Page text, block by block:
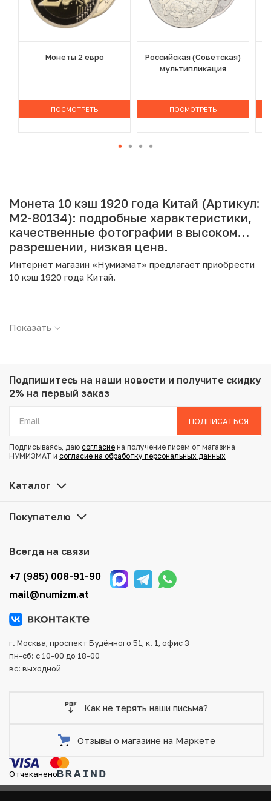
Монеты 2 евро
ПОСМОТРЕТЬ
Российская (Советская)
мультипликация
ПОСМОТРЕТЬ
Монета 10 кэш 1920 года Китай (Артикул:
M2-80134): подробные характеристики,
качественные фотографии в высоком
разрешении, низкая цена.
Интернет магазин «Нумизмат» предлагает приобрести
10 кэш 1920 года Китай.
Страна: Китай
Вес: 7.34 г
Диаметр: 28.4 мм
Купить 10 кэш 1920 года Китай по привлекательной цене
можно в нашем интернет-магазине — Вам достаточно
оформить заказ на сайте. Все монеты, представленные
в каталоге, находятся в наличии на нашем складе.
того, возможен самовывоз товара из офиса магазина.
тщательно упаковываются, что исключает возможность
повреждения во время доставки.
Показать
Подпишитесь на наши новости и получите скидку
2% на первый заказ
ПОДПИСАТЬСЯ
Подписываясь, даю согласие на получение писем от магазина
НУМИЗМАТ и согласие на обработку персональных данных
Каталог
Покупателю
Всегда на связи
+7 (985) 008-91-90
mail@numizm.at
г. Москва, проспект Будённого 51, к. 1, офис 3
пн-сб: с 10-00 до 18-00
вс: выходной
Как не терять наши письма?
Отзывы о магазине на Маркете
Отчеканено